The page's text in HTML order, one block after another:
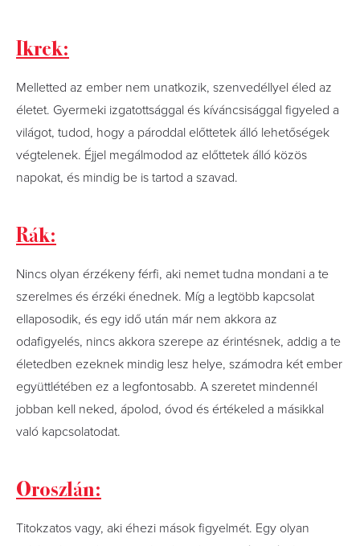
Ikrek:
Melletted az ember nem unatkozik, szenvedéllyel éled az
életet. Gyermeki izgatottsággal és kíváncsisággal figyeled a
világot, tudod, hogy a pároddal előttetek álló lehetőségek
végtelenek. Éjjel megálmodod az előttetek álló közös
napokat, és mindig be is tartod a szavad.
Rák:
Nincs olyan érzékeny férfi, aki nemet tudna mondani a te
szerelmes és érzéki énednek. Míg a legtöbb kapcsolat
ellaposodik, és egy idő után már nem akkora az
odafigyelés, nincs akkora szerepe az érintésnek, addig a te
életedben ezeknek mindig lesz helye, számodra két ember
együttlétében ez a legfontosabb. A szeretet mindennél
jobban kell neked, ápolod, óvod és értékeled a másikkal
való kapcsolatodat.
Oroszlán:
Titokzatos vagy, aki éhezi mások figyelmét. Egy olyan